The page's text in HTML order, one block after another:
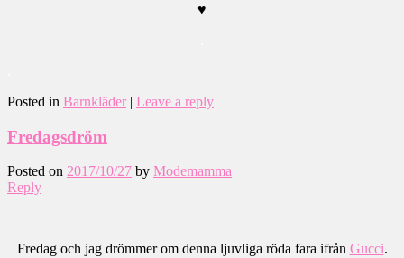
♥
Posted in Barnkläder | Leave a reply
Fredagsdröm
Posted on 2017/10/27 by Modemamma
Reply
Fredag och jag drömmer om denna ljuvliga röda fara ifrån Gucci.